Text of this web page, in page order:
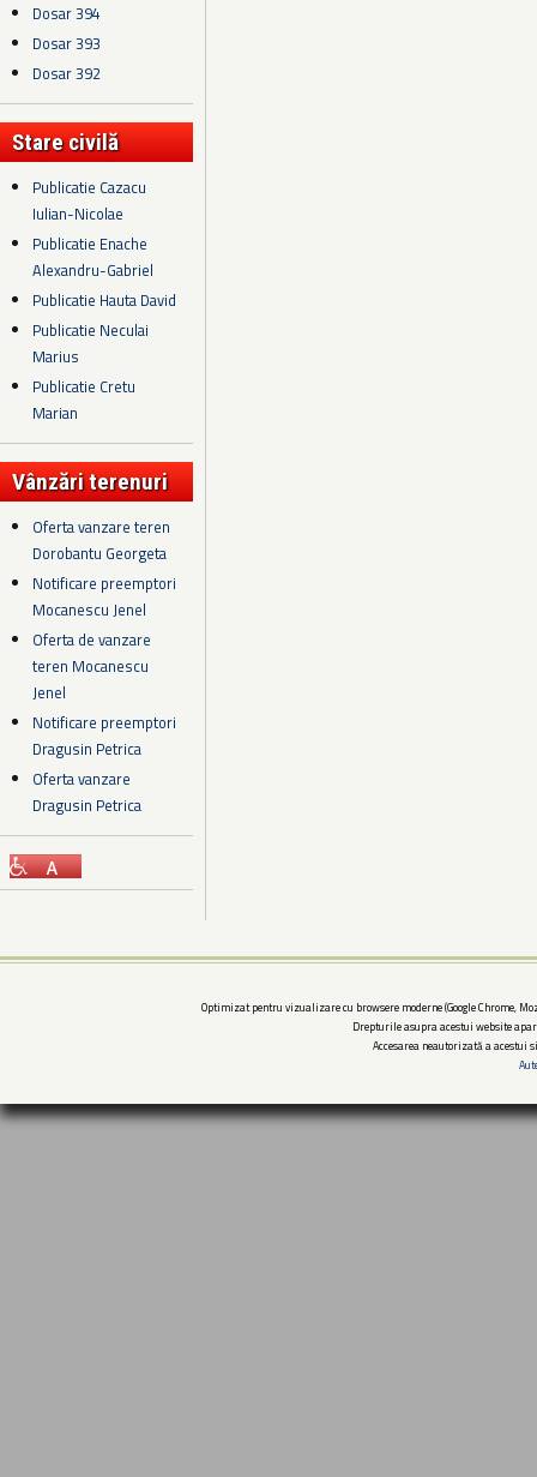
Dosar 394
Dosar 393
Dosar 392
Stare civilă
Publicatie Cazacu
Iulian-Nicolae
Publicatie Enache
Alexandru-Gabriel
Publicatie Hauta David
Publicatie Neculai
Marius
Publicatie Cretu
Marian
Vânzări terenuri
Oferta vanzare teren
Dorobantu Georgeta
Notificare preemptori
Mocanescu Jenel
Oferta de vanzare
teren Mocanescu
Jenel
Notificare preemptori
Dragusin Petrica
Oferta vanzare
Dragusin Petrica
Optimizat pentru vizualizare cu browsere moderne (Google Chrome,
Drepturile asupra acestui website
Accesarea neautorizată a acestui